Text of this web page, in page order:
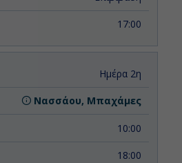
17:00
Ημέρα 2η
Νασσάου, Μπαχάμες
10:00
18:00